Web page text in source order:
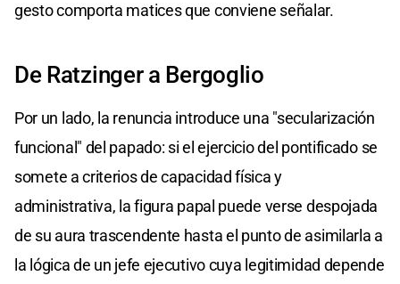
gesto comporta matices que conviene señalar.
De Ratzinger a Bergoglio
Por un lado, la renuncia introduce una "secularización
funcional" del papado: si el ejercicio del pontificado se
somete a criterios de capacidad física y
administrativa, la figura papal puede verse despojada
de su aura trascendente hasta el punto de asimilarla a
la lógica de un jefe ejecutivo cuya legitimidad depende